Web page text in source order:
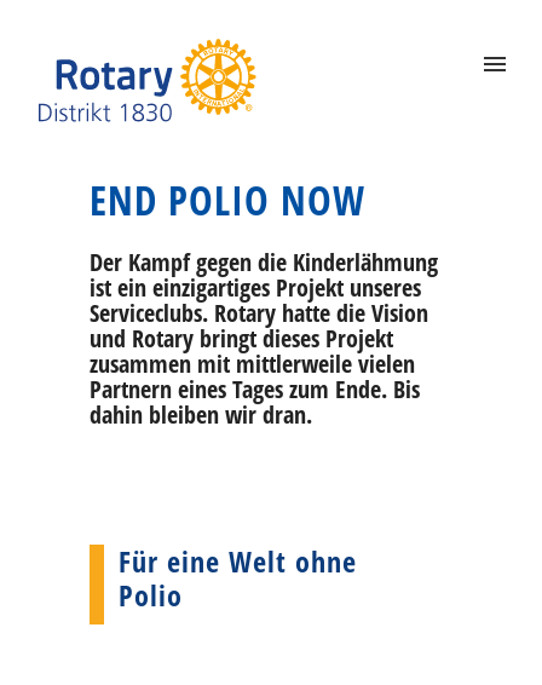
END POLIO NOW
Der Kampf gegen die Kinderlähmung
ist ein einzigartiges Projekt unseres
Serviceclubs. Rotary hatte die Vision
und Rotary bringt dieses Projekt
zusammen mit mittlerweile vielen
Partnern eines Tages zum Ende. Bis
dahin bleiben wir dran.
Für eine Welt ohne
Polio